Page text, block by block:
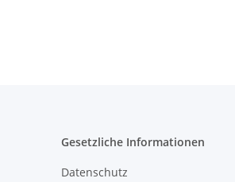
Gesetzliche Informationen
Datenschutz